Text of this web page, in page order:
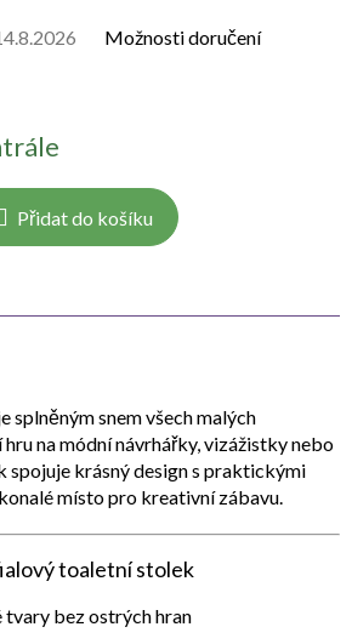
Možnosti doručení
Přidat do košíku
splněným snem všech malých
na módní návrhářky, vizážistky nebo
spojuje krásný design s praktickými
místo pro kreativní zábavu.
toaletní stolek
tvary bez ostrých hran